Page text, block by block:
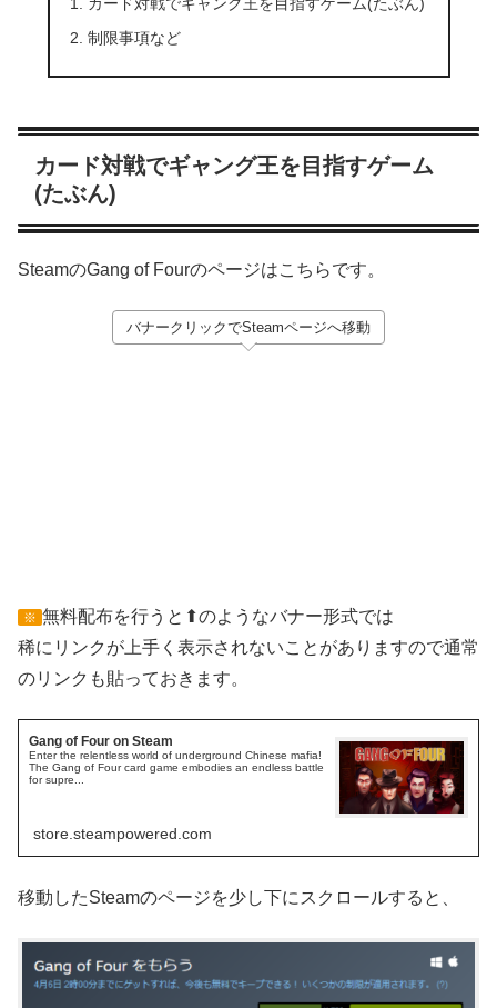
カード対戦でギャング王を目指すゲーム(たぶん)
制限事項など
カード対戦でギャング王を目指すゲーム
(たぶん)
SteamのGang of Fourのページはこちらです。
バナークリックでSteamページへ移動
※ 無料配布を行うと⬆のようなバナー形式では
稀にリンクが上手く表示されないことがありますので通常
のリンクも貼っておきます。
Gang of Four on Steam
Enter the relentless world of underground Chinese mafia!
The Gang of Four card game embodies an endless battle
for supre...
store.steampowered.com
移動したSteamのページを少し下にスクロールすると、